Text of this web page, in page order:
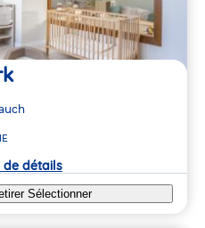
de détails
Sélectionner